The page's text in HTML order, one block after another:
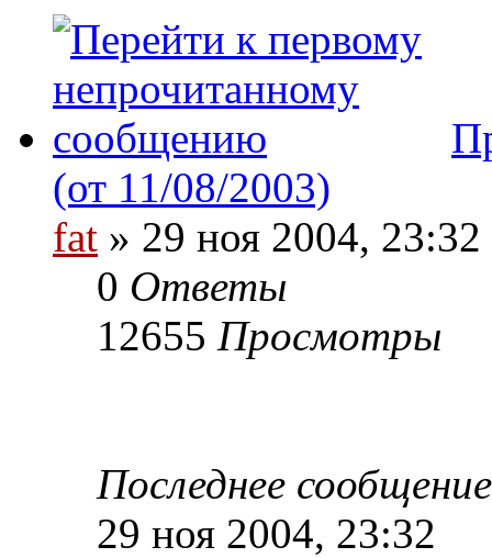
(от 11/08/2003)
fat » 29 ноя 2004, 23:32
0 Ответы
12655 Просмотры
Последнее
29 ноя 2004, 23:32